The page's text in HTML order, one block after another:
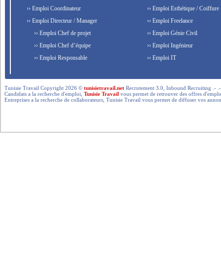
›› Emploi Coordinateur
›› Emploi Directeur / Manager
›› Emploi Chef de projet
›› Emploi Chef d’équipe
›› Emploi Responsable
›› Emploi Esthétique / Coiffure
›› Emploi Freelance
›› Emploi Génie Civil
›› Emploi Ingénieur
›› Emploi IT
Tunisie Travail Copyright 2026 ©tunisietravail.net Recrutement 3.0, Inbound Recruiting .-
Candidats a la recherche d'emploi,Tunisie Travail vous permet de retrouver des offres
Entreprises a la recherche de collaborateurs, Tunisie Travail vous permet de diffuser vos